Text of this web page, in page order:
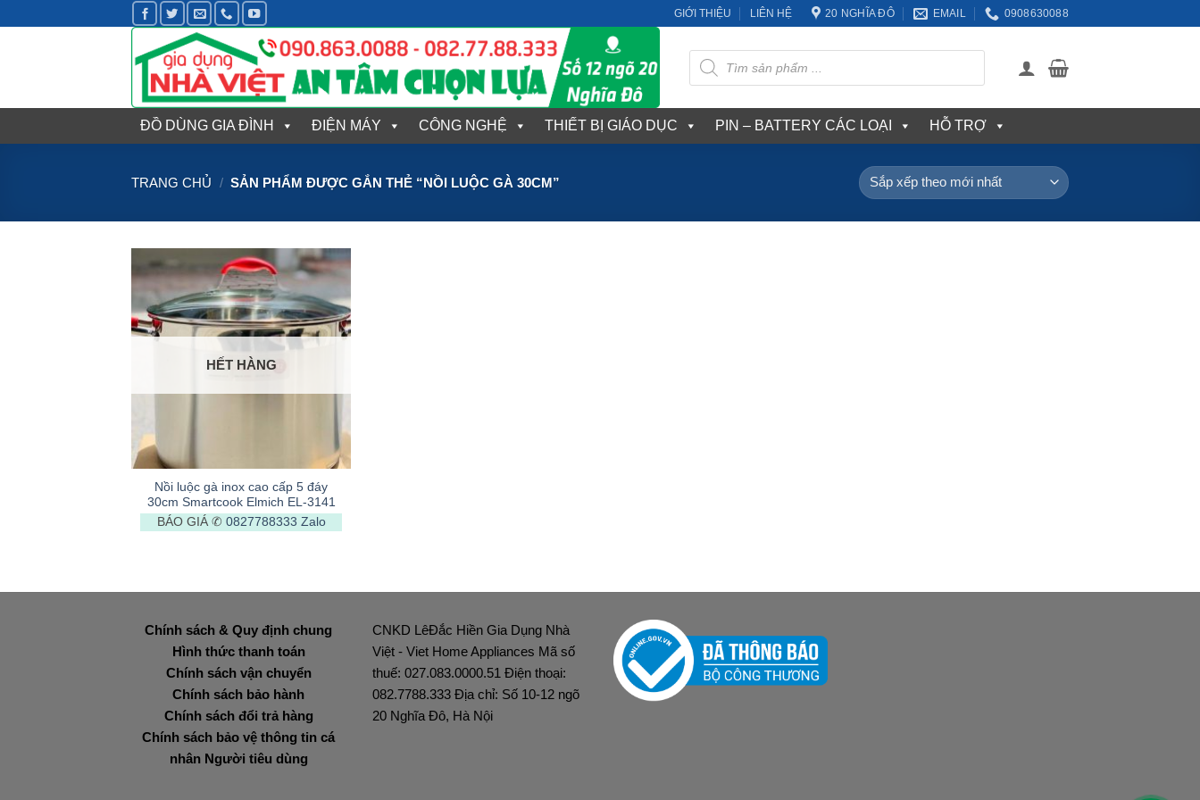
qua
GIỚI THIỆU LIÊN HỆ 20 NGHĨA ĐÔ EMAIL 0908630088
Tìm
kiếm
sản
phẩm
ĐỒ DÙNG GIA ĐÌNH ĐIỆN MÁY CÔNG NGHỆ THIẾT BỊ GIÁO DỤC PIN – BATTERY CÁC LOẠI HỖ TRỢ
TRANG CHỦ / SẢN PHẨM ĐƯỢC GẮN THẺ “NỒI LUỘC GÀ 30CM”
+
HẾT HÀNG
Nồi luộc gà inox cao cấp 5 đáy
30cm Smartcook Elmich EL-3141
BÁO GIÁ ✆ 0827788333 Zalo
Chính sách & Quy định chung
Hình thức thanh toán
Chính sách vận chuyển
Chính sách bảo hành
Chính sách đổi trả hàng
Chính sách bảo vệ thông tin cá
nhân Người tiêu dùng
CNKD LêĐắc Hiền Gia Dụng Nhà
Việt - Viet Home Appliances Mã số
thuế: 027.083.0000.51 Điện thoại:
082.7788.333 Địa chỉ: Số 10-12 ngõ
20 Nghĩa Đô, Hà Nội